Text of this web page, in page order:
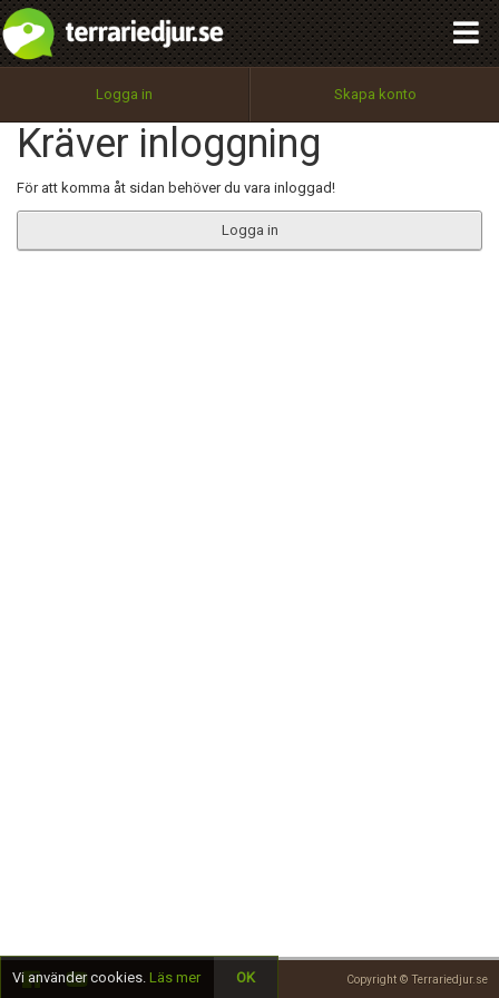
Logga in Skapa konto
Kräver inloggning
För att komma åt sidan behöver du vara inloggad!
Logga in
Copyright © Terrariedjur.se
Utför
100%
OK
integritetspolicy
Namn:
Epost:
Begär nytt lösenord
Tillbaka till förstasidan
Vi använder cookies. Läs mer OK